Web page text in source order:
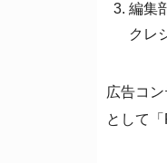
編集
クレ
広告コ
として